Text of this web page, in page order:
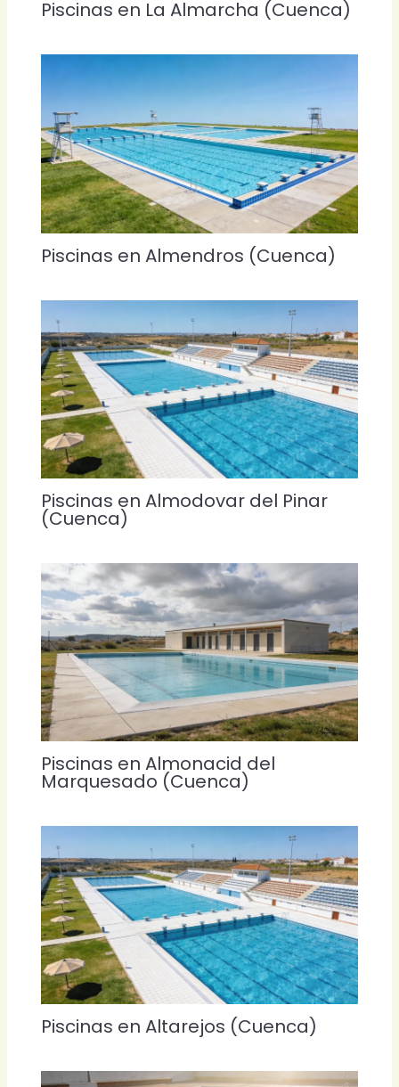
Piscinas en La Almarcha (Cuenca)
Piscinas en Almendros (Cuenca)
Piscinas en Almodovar del Pinar
(Cuenca)
Piscinas en Almonacid del
Marquesado (Cuenca)
Piscinas en Altarejos (Cuenca)